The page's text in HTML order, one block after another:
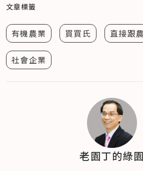
文章標籤
有機農業 買買氏 直接跟
社會企業
老園丁的綠園